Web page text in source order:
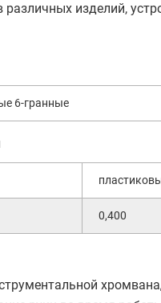
изделий,
6-гранные
0,400